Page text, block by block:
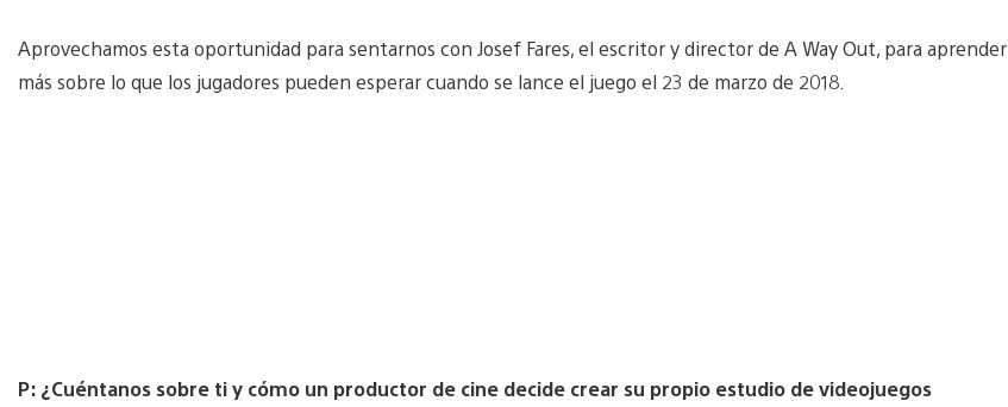
Aprovechamos esta oportunidad para sentarnos con Josef Fares, el escritor y director de A Way Out, para aprender
más sobre lo que los jugadores pueden esperar cuando se lance el juego el 23 de marzo de 2018.
P: ¿Cuéntanos sobre ti y cómo un productor de cine decide crear su propio estudio de videojuegos